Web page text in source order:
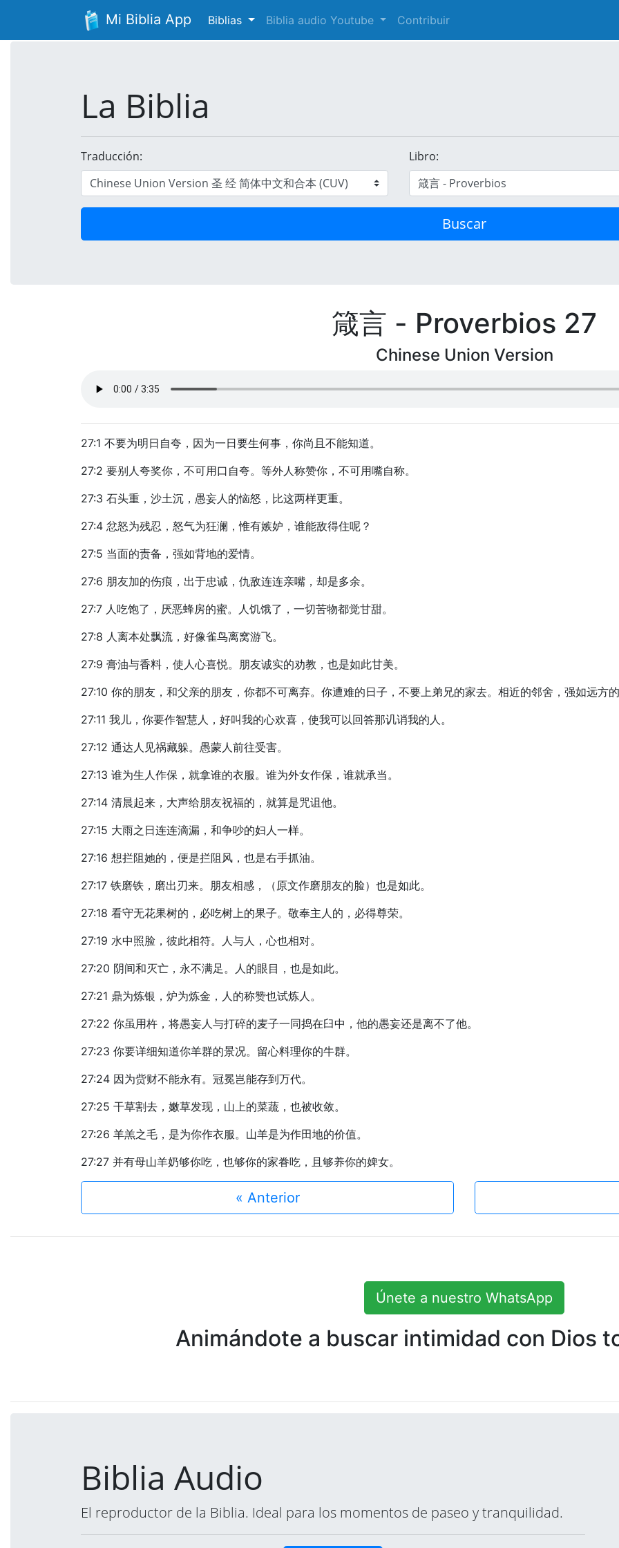
Mi Biblia App Biblias Biblia audio Youtube Contribuir
La Biblia
Traducción: Libro:
Buscar
箴言 - Proverbios 27
Chinese Union Version
27:1 不要为明日自夸，因为一日要生何事，你尚且不能知道。
27:2 要别人夸奖你，不可用口自夸。等外人称赞你，不可用嘴自称。
27:3 石头重，沙土沉，愚妄人的恼怒，比这两样更重。
27:4 忿怒为残忍，怒气为狂澜，惟有嫉妒，谁能敌得住呢？
27:5 当面的责备，强如背地的爱情。
27:6 朋友加的伤痕，出于忠诚，仇敌连连亲嘴，却是多余。
27:7 人吃饱了，厌恶蜂房的蜜。人饥饿了，一切苦物都觉甘甜。
27:8 人离本处飘流，好像雀鸟离窝游飞。
27:9 膏油与香料，使人心喜悦。朋友诚实的劝教，也是如此甘美。
27:10 你的朋友，和父亲的朋友，你都不可离弃。你遭难的日子，不要上弟兄的家去。相近的邻舍，强如远方
27:11 我儿，你要作智慧人，好叫我的心欢喜，使我可以回答那讥诮我的人。
27:12 通达人见祸藏躲。愚蒙人前往受害。
27:13 谁为生人作保，就拿谁的衣服。谁为外女作保，谁就承当。
27:14 清晨起来，大声给朋友祝福的，就算是咒诅他。
27:15 大雨之日连连滴漏，和争吵的妇人一样。
27:16 想拦阻她的，便是拦阻风，也是右手抓油。
27:17 铁磨铁，磨出刃来。朋友相感，（原文作磨朋友的脸）也是如此。
27:18 看守无花果树的，必吃树上的果子。敬奉主人的，必得尊荣。
27:19 水中照脸，彼此相符。人与人，心也相对。
27:20 阴间和灭亡，永不满足。人的眼目，也是如此。
27:21 鼎为炼银，炉为炼金，人的称赞也试炼人。
27:22 你虽用杵，将愚妄人与打碎的麦子一同捣在臼中，他的愚妄还是离不了他。
27:23 你要详细知道你羊群的景况。留心料理你的牛群。
27:24 因为赀财不能永有。冠冕岂能存到万代。
27:25 干草割去，嫩草发现，山上的菜蔬，也被收敛。
27:26 羊羔之毛，是为你作衣服。山羊是为作田地的价值。
27:27 并有母山羊奶够你吃，也够你的家眷吃，且够养你的婢女。
« Anterior
Únete a nuestro WhatsApp
Animándote a buscar intimidad con Dios
Biblia Audio
El reproductor de la Biblia. Ideal para los momentos de paseo y tranquilidad.